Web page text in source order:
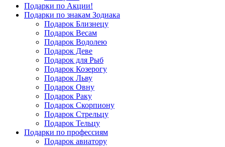
Подарки по Акции!
Подарки по знакам Зодиака
Подарок Близнецу
Подарок Весам
Подарок Водолею
Подарок Деве
Подарок для Рыб
Подарок Козерогу
Подарок Льву
Подарок Овну
Подарок Раку
Подарок Скорпиону
Подарок Стрельцу
Подарок Тельцу
Подарки по профессиям
Подарок авиатору